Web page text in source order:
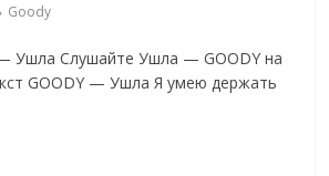
Goody
Ушла Слушайте Ушла — GOODY на
GOODY — Ушла Я умею держать